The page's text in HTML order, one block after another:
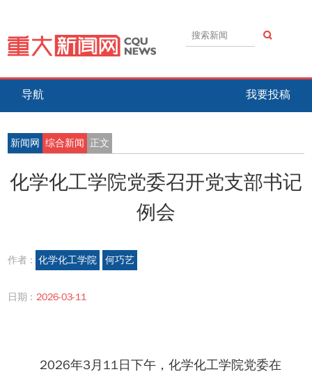
导航 我要投稿
新闻网 综合新闻 正文
化学化工学院党委召开党支部书记
例会
作者 : 化学化工学院 何巧艺
日期 : 2026-03-11
2026年3月11日下午，化学化工学院党委在